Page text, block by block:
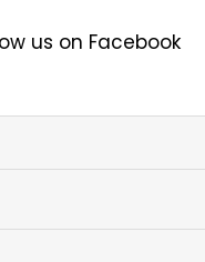
us on Facebook